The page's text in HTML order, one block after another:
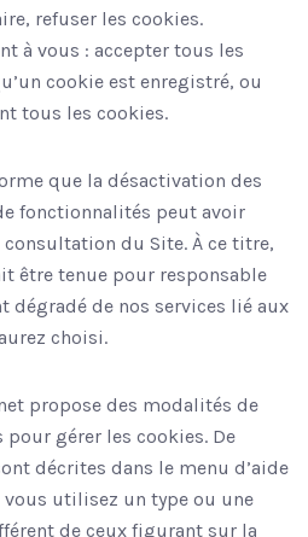
refuser les cookies.
à vous : accepter tous les
cookie est enregistré, ou
tous les cookies.
que la désactivation des
fonctionnalités peut avoir
consultation du Site. À ce titre,
être tenue pour responsable
dégradé de nos services lié aux
choisi.
propose des modalités de
gérer les cookies. De
décrites dans le menu d’aide
vous utilisez un type ou une
de ceux figurant sur la